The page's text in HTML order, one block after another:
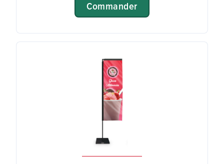
Commander